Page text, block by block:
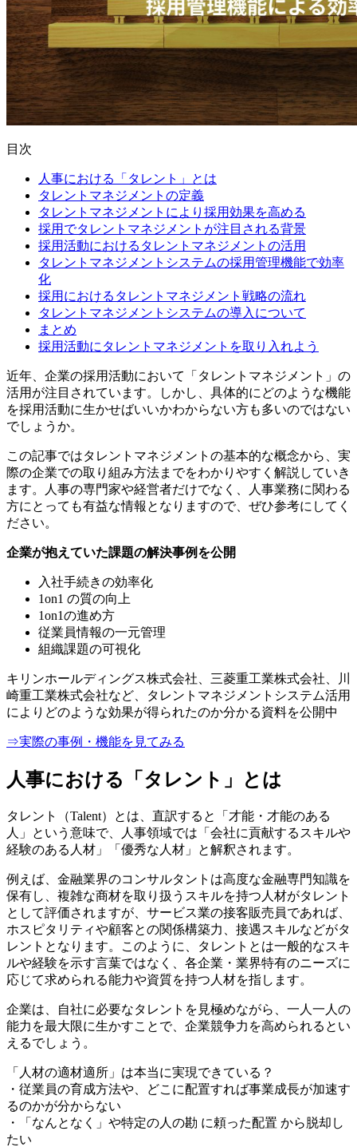
目次
人事における「タレント」とは
タレントマネジメントの定義
タレントマネジメントにより採用効果を高める
採用でタレントマネジメントが注目される背景
採用活動におけるタレントマネジメントの活用
タレントマネジメントシステムの採用管理機能で効率
化
採用におけるタレントマネジメント戦略の流れ
タレントマネジメントシステムの導入について
まとめ
採用活動にタレントマネジメントを取り入れよう
近年、企業の採用活動において「タレントマネジメント」の
活用が注目されています。しかし、具体的にどのような機能
を採用活動に生かせばいいかわからない方も多いのではない
でしょうか。
この記事ではタレントマネジメントの基本的な概念から、実
際の企業での取り組み方法までをわかりやすく解説していき
ます。人事の専門家や経営者だけでなく、人事業務に関わる
方にとっても有益な情報となりますので、ぜひ参考にしてく
ださい。
企業が抱えていた課題の解決事例を公開
入社手続きの効率化
1on1 の質の向上
1on1の進め方
従業員情報の一元管理
組織課題の可視化
キリンホールディングス株式会社、三菱重工業株式会社、川
崎重工業株式会社など、タレントマネジメントシステム活用
によりどのような効果が得られたのか分かる資料を公開中
⇒実際の事例・機能を見てみる
人事における「タレント」とは
タレント（Talent）とは、直訳すると「才能・才能のある
人」という意味で、人事領域では「会社に貢献するスキルや
経験のある人材」「優秀な人材」と解釈されます。
例えば、金融業界のコンサルタントは高度な金融専門知識を
保有し、複雑な商材を取り扱うスキルを持つ人材がタレント
として評価されますが、サービス業の接客販売員であれば、
ホスピタリティや顧客との関係構築力、接遇スキルなどがタ
レントとなります。このように、タレントとは一般的なスキ
ルや経験を示す言葉ではなく、各企業・業界特有のニーズに
応じて求められる能力や資質を持つ人材を指します。
企業は、自社に必要なタレントを見極めながら、一人一人の
能力を最大限に生かすことで、企業競争力を高められるとい
えるでしょう。
「人材の適材適所」は本当に実現できている？
・従業員の育成方法や、どこに配置すれば事業成長が加速す
るのかが分からない
・「なんとなく」や特定の人の勘 に頼った配置 から脱却し
たい